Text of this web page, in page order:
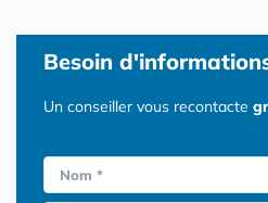
Besoin
Un conseiller vous recontacte
Nom *